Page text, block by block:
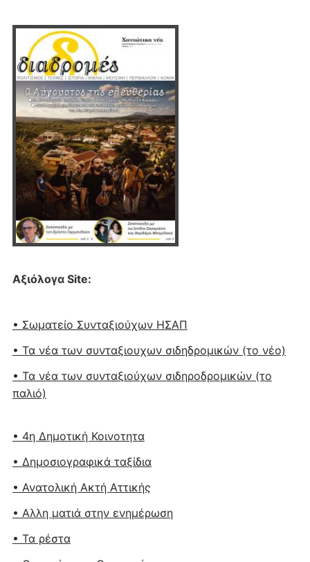
Αξιόλογα Site:
• Σωματείο Συνταξιούχων ΗΣΑΠ
• Τα νέα των συνταξιουχων σιδηδρομικών (το νέο)
• Τα νέα των συνταξιούχων σιδηροδρομικών (το
παλιό)
• 4η Δημοτική Κοινοτητα
• Δημοσιογραφικά ταξίδια
• Ανατολική Ακτή Αττικής
• Αλλη ματιά στην ενημέρωση
• Τα ρέστα